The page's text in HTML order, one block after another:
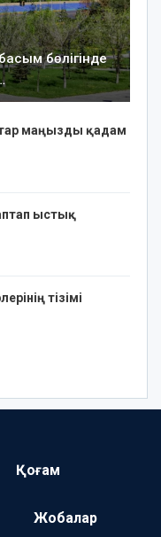
бөлігінде
маңызды қадам
ыстық
тізімі
Қоғам
Жобалар